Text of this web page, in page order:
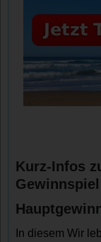
Kurz-Infos
Gewinnspiel
In diesem Wir